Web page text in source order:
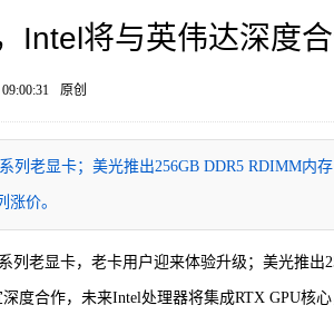
Intel将与英伟达深度
原创
列老显卡；美光推出256GB DDR5 RDIMM内
价。
列老显卡，老卡用户迎来体验升级；美光推出
度合作，未来Intel处理器将集成RTX GPU核